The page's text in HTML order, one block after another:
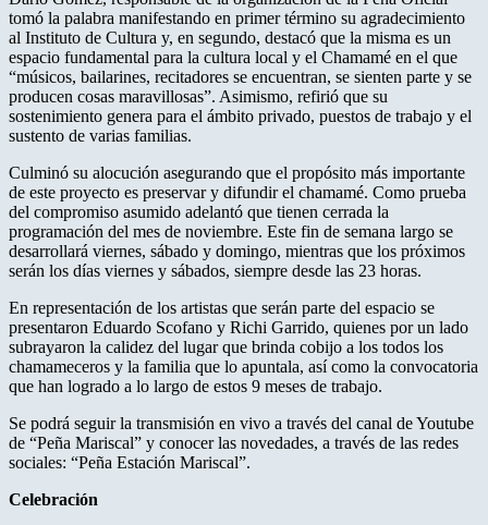
tomó la palabra manifestando en primer término su agradecimiento
al Instituto de Cultura y, en segundo, destacó que la misma es un
espacio fundamental para la cultura local y el Chamamé en el que
“músicos, bailarines, recitadores se encuentran, se sienten parte y se
producen cosas maravillosas”. Asimismo, refirió que su
sostenimiento genera para el ámbito privado, puestos de trabajo y el
sustento de varias familias.
Culminó su alocución asegurando que el propósito más importante
de este proyecto es preservar y difundir el chamamé. Como prueba
del compromiso asumido adelantó que tienen cerrada la
programación del mes de noviembre. Este fin de semana largo se
desarrollará viernes, sábado y domingo, mientras que los próximos
serán los días viernes y sábados, siempre desde las 23 horas.
En representación de los artistas que serán parte del espacio se
presentaron Eduardo Scofano y Richi Garrido, quienes por un lado
subrayaron la calidez del lugar que brinda cobijo a los todos los
chamameceros y la familia que lo apuntala, así como la convocatoria
que han logrado a lo largo de estos 9 meses de trabajo.
Se podrá seguir la transmisión en vivo a través del canal de Youtube
de “Peña Mariscal” y conocer las novedades, a través de las redes
sociales: “Peña Estación Mariscal”.
Celebración